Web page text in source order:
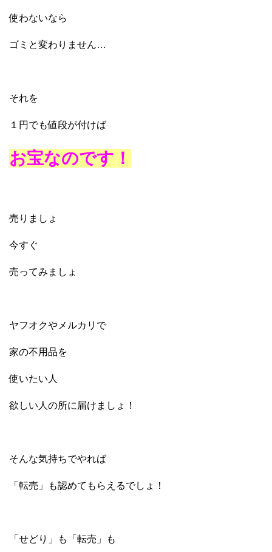
使わないなら
ゴミと変わりません…
それを
１円でも値段が付けば
お宝なのです！
売りましょ
今すぐ
売ってみましょ
ヤフオクやメルカリで
家の不用品を
使いたい人
欲しい人の所に届けましょ！
そんな気持ちでやれば
「転売」も認めてもらえるでしょ！
「せどり」も「転売」も